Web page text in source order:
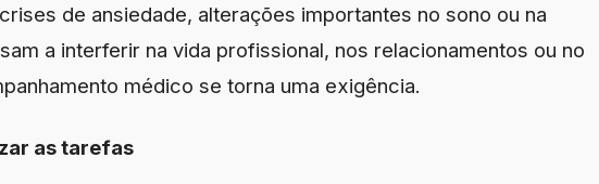
de ansiedade, alterações importantes no sono ou na
a interferir na vida profissional, nos relacionamentos ou no
médico se torna uma exigência.
as tarefas